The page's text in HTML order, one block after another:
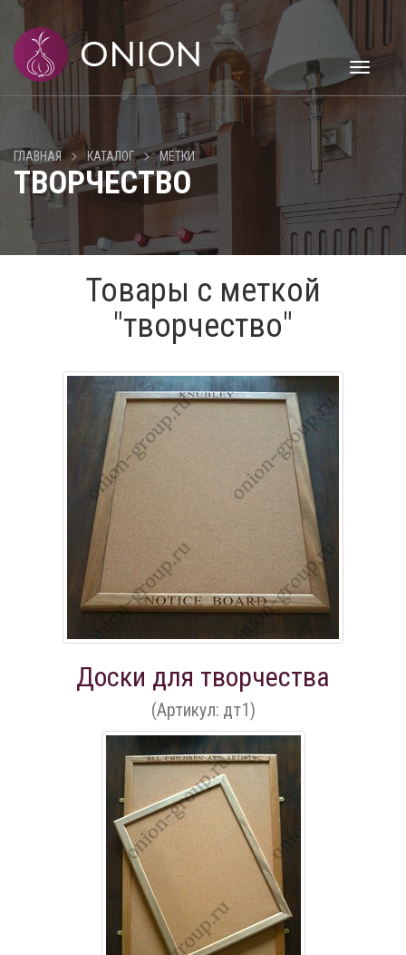
Toggle
ГЛАВНАЯ > КАТАЛОГ > МЕТКИ
ТВОРЧЕСТВО
Товары с меткой
"творчество"
Доски для творчества
(Артикул: дт1)